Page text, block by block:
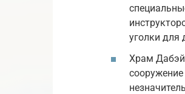
уголки для
Храм